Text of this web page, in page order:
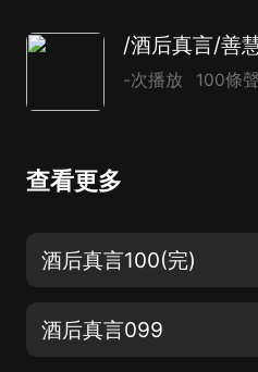
/酒后真言/善
-次播放 100條
查看更多
酒后真言100(完)
酒后真言099